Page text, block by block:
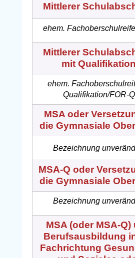
Mittlerer
ehem.
Mittlerer
mit Qualifikation
ehem.
Qualifikation/FOR-Q
MSA oder
die Gymnasiale
Bezeichnung
MSA-Q oder
die Gymnasiale
Bezeichnung
MSA (oder MSA-Q)
Berufsausbildung
Fachrichtung